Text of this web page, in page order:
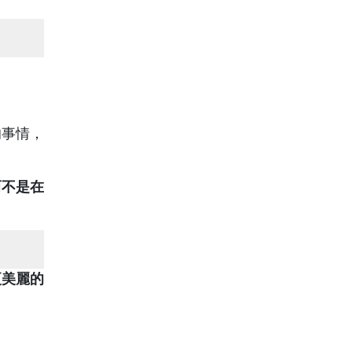
情，
是在
麗的